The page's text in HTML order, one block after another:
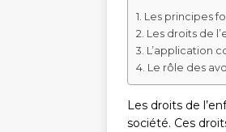
Les principes
Les droits de
L’application
Le rôle des
Les droits de
société. Ces